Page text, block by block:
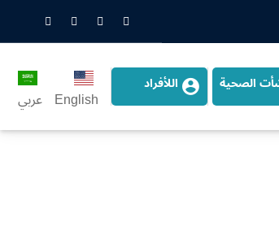
Snapchat
Twitter
LinkedIn
الصحية اللأفراد
English عربي